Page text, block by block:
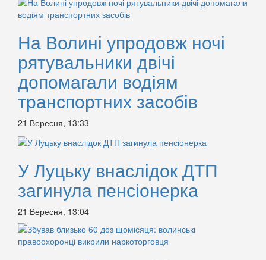
На Волині упродовж ночі
рятувальники двічі
допомагали водіям
транспортних засобів
21 Вересня, 13:33
У Луцьку внаслідок ДТП
загинула пенсіонерка
21 Вересня, 13:04